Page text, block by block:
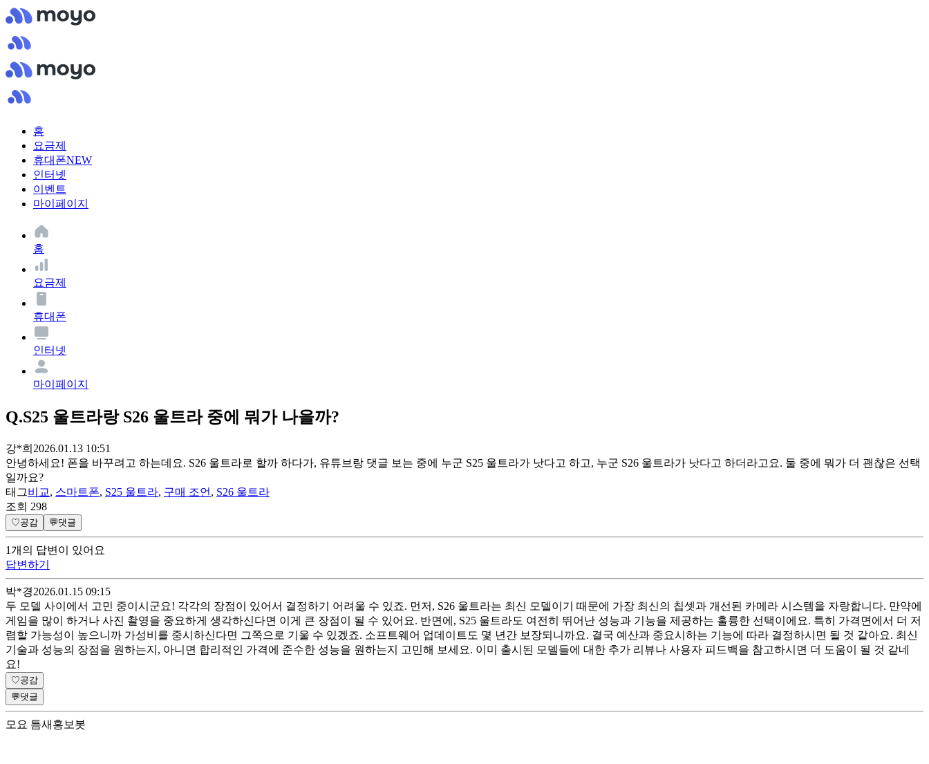
홈
요금제
휴대폰NEW
인터넷
이벤트
마이페이지
홈
요금제
휴대폰
인터넷
마이페이지
Q.S25 울트라랑 S26 울트라 중에 뭐가 나을까?
강*희 2026.01.13 10:51
안녕하세요! 폰을 바꾸려고 하는데요. S26 울트라로 할까 하다가, 유튜브랑 댓글 보는 중에 누군 S25 울트라가 낫다고 하고, 누군 S26 울트라가 낫다고 하더라고요. 둘 중에 뭐가 더 괜찮은 선택
일까요?
태그비교, 스마트폰, S25 울트라, 구매 조언 , S26 울트라
조회 298
♡공감 💬댓글
1개 의 답변이 있어요
답변하기
박*경2026.01.15 09:15
두 모델 사이에서 고민 중이시군요! 각각의 장점이 있어서 결정하기 어려울 수 있죠. 먼저, S26 울트라는 최신 모델이기 때문에 가장 최신의 칩셋과 개선된 카메라 시스템을 자랑합니다. 만약에
게임을 많이 하거나 사진 촬영을 중요하게 생각하신다면 이게 큰 장점이 될 수 있어요. 반면에, S25 울트라도 여전히 뛰어난 성능과 기능을 제공하는 훌륭한 선택이에요. 특히 가격면에서 더 저
렴할 가능성이 높으니까 가성비를 중시하신다면 그쪽으로 기울 수 있겠죠. 소프트웨어 업데이트도 몇 년간 보장되니까요. 결국 예산과 중요시하는 기능에 따라 결정하시면 될 것 같아요. 최신
기술과 성능의 장점을 원하는지, 아니면 합리적인 가격에 준수한 성능을 원하는지 고민해 보세요. 이미 출시된 모델들에 대한 추가 리뷰나 사용자 피드백을 참고하시면 더 도움이 될 것 같네
요!
♡공감
💬댓글
모요 틈새홍보봇